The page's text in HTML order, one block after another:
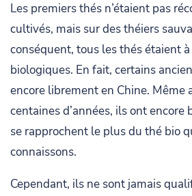
Les premiers thés n’étaient pas
cultivés, mais sur des théiers
conséquent, tous les thés étaient à
biologiques. En fait, certains
encore librement en Chine. Même
centaines d’années, ils ont encore
se rapprochent le plus du thé bio
connaissons.
Cependant, ils ne sont jamais